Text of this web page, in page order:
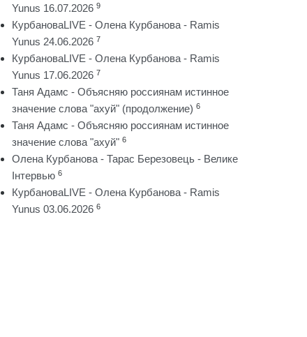
Yunus 16.07.2026 9
КурбановаLIVE - Олена Курбанова - Ramis
Yunus 24.06.2026 7
КурбановаLIVE - Олена Курбанова - Ramis
Yunus 17.06.2026 7
Таня Адамс - Объясняю россиянам истинное
значение слова "ахуй" (продолжение) 6
Таня Адамс - Объясняю россиянам истинное
значение слова "ахуй" 6
Олена Курбанова - Тарас Березовець - Велике
Інтервью 6
КурбановаLIVE - Олена Курбанова - Ramis
Yunus 03.06.2026 6